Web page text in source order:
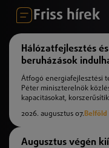
Friss hírek
Hálózatfejlesztés
beruházások
Átfogó energiafejlesztési
Péter miniszterelnök
kapacitásokat,
2026. augusztus 07.Belföld
Augusztus végén